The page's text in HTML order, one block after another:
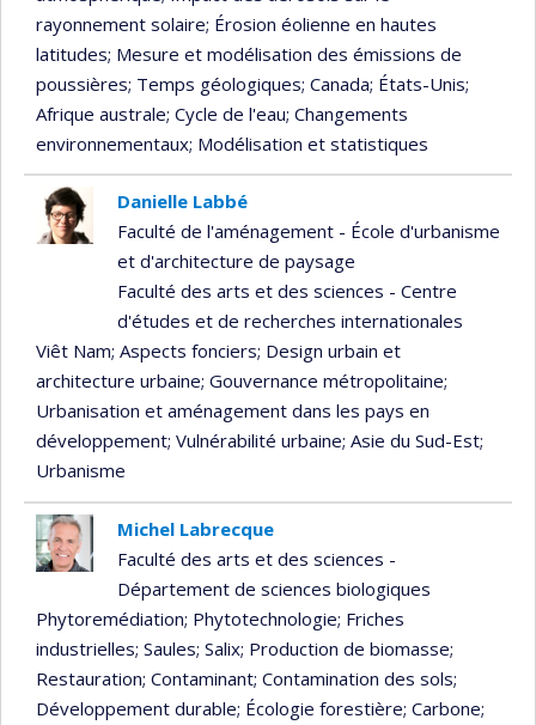
rayonnement solaire; Érosion éolienne en hautes
latitudes; Mesure et modélisation des émissions de
poussières; Temps géologiques; Canada; États-Unis;
Afrique australe; Cycle de l'eau; Changements
environnementaux; Modélisation et statistiques
Danielle Labbé
Faculté de l'aménagement - École d'urbanisme
et d'architecture de paysage
Faculté des arts et des sciences - Centre
d'études et de recherches internationales
Viêt Nam; Aspects fonciers; Design urbain et
architecture urbaine; Gouvernance métropolitaine;
Urbanisation et aménagement dans les pays en
développement; Vulnérabilité urbaine; Asie du Sud-Est;
Urbanisme
Michel Labrecque
Faculté des arts et des sciences -
Département de sciences biologiques
Phytoremédiation; Phytotechnologie; Friches
industrielles; Saules; Salix; Production de biomasse;
Restauration; Contaminant; Contamination des sols;
Développement durable; Écologie forestière; Carbone;